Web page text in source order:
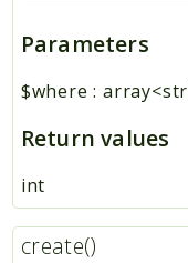
Parameters
$where :
Return values
int
create()